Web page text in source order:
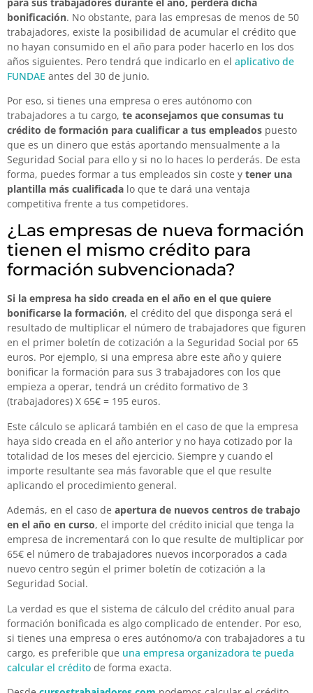
bonificación. No obstante, para las empresas de menos de 50
trabajadores, existe la posibilidad de acumular el crédito que
no hayan consumido en el año para poder hacerlo en los dos
años siguientes. Pero tendrá que indicarlo en el aplicativo de
FUNDAE antes del 30 de junio.
Por eso, si tienes una empresa o eres autónomo con
trabajadores a tu cargo, te aconsejamos que consumas tu
crédito de formación para cualificar a tus empleados puesto
que es un dinero que estás aportando mensualmente a la
Seguridad Social para ello y si no lo haces lo perderás. De esta
forma, puedes formar a tus empleados sin coste y tener una
plantilla más cualificada lo que te dará una ventaja
competitiva frente a tus competidores.
¿Las empresas de nueva formación
tienen el mismo crédito para
formación subvencionada?
Si la empresa ha sido creada en el año en el que quiere
bonificarse la formación, el crédito del que disponga será el
resultado de multiplicar el número de trabajadores que figuren
en el primer boletín de cotización a la Seguridad Social por 65
euros. Por ejemplo, si una empresa abre este año y quiere
bonificar la formación para sus 3 trabajadores con los que
empieza a operar, tendrá un crédito formativo de 3
(trabajadores) X 65€ = 195 euros.
Este cálculo se aplicará también en el caso de que la empresa
haya sido creada en el año anterior y no haya cotizado por la
totalidad de los meses del ejercicio. Siempre y cuando el
importe resultante sea más favorable que el que resulte
aplicando el procedimiento general.
Además, en el caso de apertura de nuevos centros de trabajo
en el año en curso, el importe del crédito inicial que tenga la
empresa de incrementará con lo que resulte de multiplicar por
65€ el número de trabajadores nuevos incorporados a cada
nuevo centro según el primer boletín de cotización a la
Seguridad Social.
La verdad es que el sistema de cálculo del crédito anual para
formación bonificada es algo complicado de entender. Por eso,
si tienes una empresa o eres autónomo/a con trabajadores a tu
cargo, es preferible que una empresa organizadora te pueda
calcular el crédito de forma exacta.